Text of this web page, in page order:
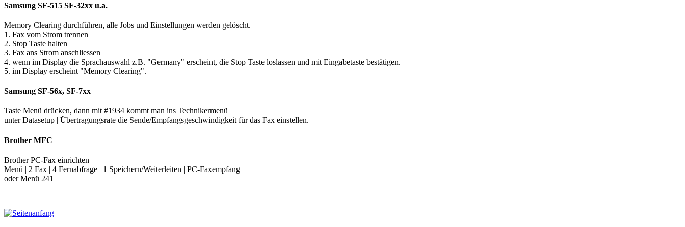
Samsung SF-515 SF-32xx u.a.
Memory Clearing durchführen, alle Jobs und Einstellungen werden gelöscht.
1. Fax vom Strom trennen
2. Stop Taste halten
3. Fax ans Strom anschliessen
4. wenn im Display die Sprachauswahl z.B. "Germany" erscheint, die Stop Taste loslassen und mit Eingabetaste bestätigen.
5. im Display erscheint "Memory Clearing".
Samsung SF-56x, SF-7xx
Taste Menü drücken, dann mit #1934 kommt man ins Technikermenü
unter Datasetup | Übertragungsrate die Sende/Empfangsgeschwindigkeit für das Fax einstellen.
Brother MFC
Brother PC-Fax einrichten
Menü | 2 Fax | 4 Fernabfrage | 1 Speichern/Weiterleiten | PC-Faxempfang
oder Menü 241